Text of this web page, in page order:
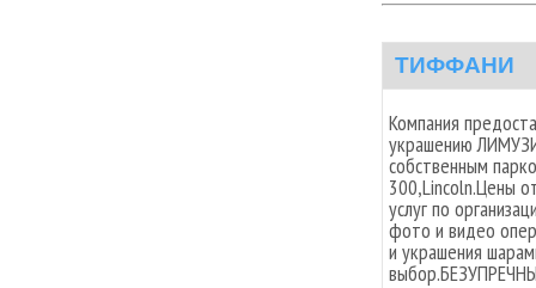
TИФФАНИ
Компания
украшению
собственным
300,Lincoln.Цены
услуг по
фото и видео
и украшения